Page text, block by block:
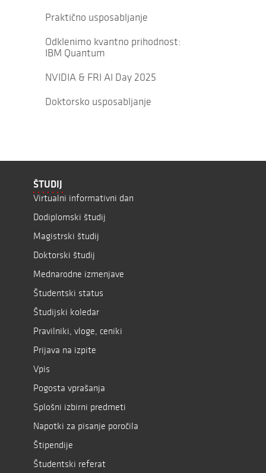
Praktično usposabljanje
Odklenimo kvantno prihodnost:
IBM Quantum
NVIDIA & FRI AI Day 2025
Doktorsko usposabljanje
ŠTUDIJ
Virtualni informativni dan
Dodiplomski študij
Magistrski študij
Doktorski študij
Mednarodne izmenjave
Študentski status
Študijski koledar
Pravilniki, vloge, ceniki
Prijava na izpite
Vpis
Pogosta vprašanja
Splošni izbirni predmeti
Napotki za pisanje poročila
Štipendije
Študentski referat